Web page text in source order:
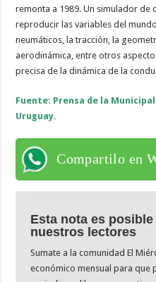
remonta a 1989. Un simulador de
reproducir las variables del
neumáticos, la tracción, la
aerodinámica, entre otros
precisa de la dinámica de la
Fuente: Prensa de la
Uruguay.
Compartilo en
Esta nota es
nuestros lectores
Sumate a la comunidad El
económico mensual para que